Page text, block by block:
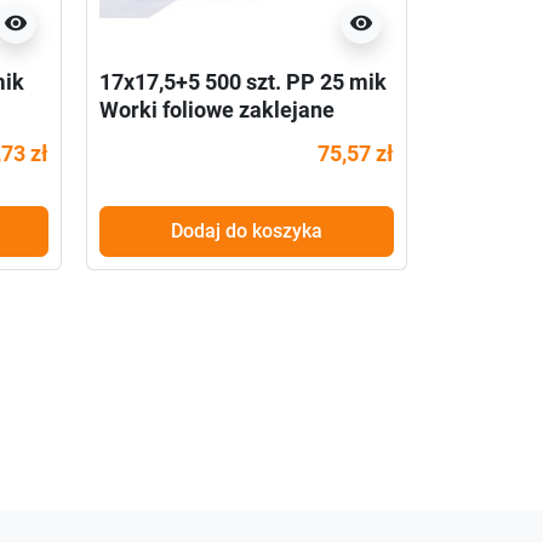
visibility
zł
visibility
17x17,5+5 500 szt. PP 25 mik
Worki foliowe zaklejane
75,57 zł
Dodaj do koszyka